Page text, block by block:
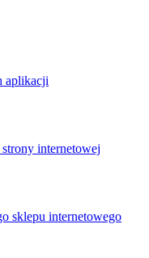
aplikacji
internetowej
sklepu internetowego